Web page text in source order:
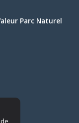
Parc Naturel